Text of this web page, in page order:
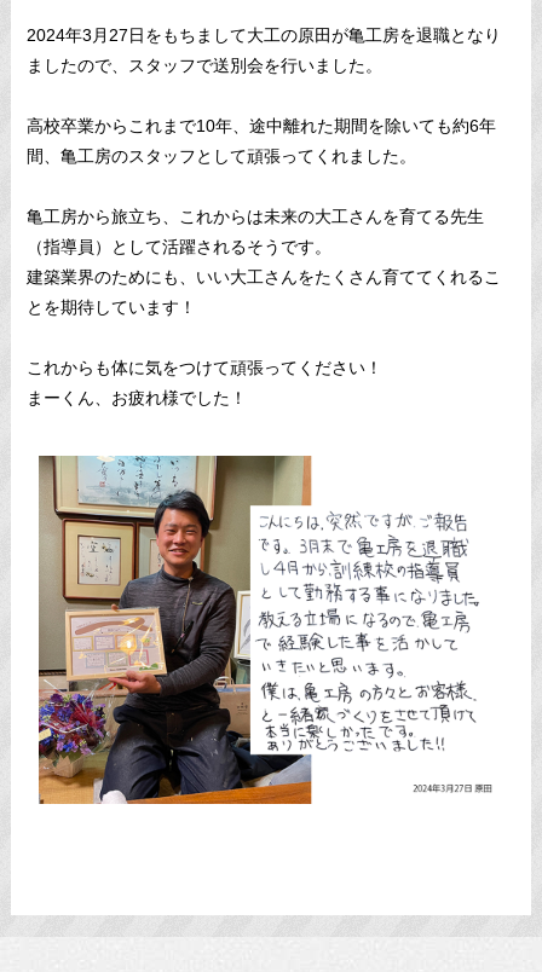
2024年3月27日をもちまして大工の原田が亀工房を退職となり
ましたので、スタッフで送別会を行いました。
高校卒業からこれまで10年、途中離れた期間を除いても約6年
間、亀工房のスタッフとして頑張ってくれました。
亀工房から旅立ち、これからは未来の大工さんを育てる先生
（指導員）として活躍されるそうです。
建築業界のためにも、いい大工さんをたくさん育ててくれるこ
とを期待しています！
これからも体に気をつけて頑張ってください！
まーくん、お疲れ様でした！